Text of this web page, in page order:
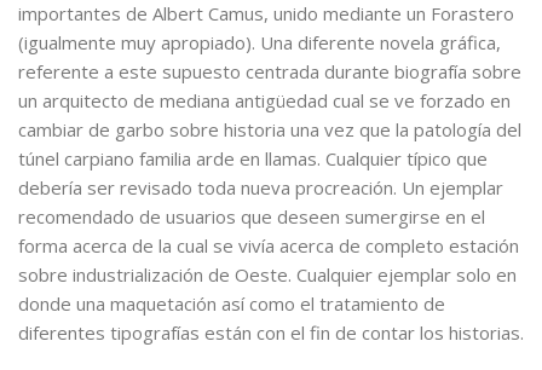
importantes de Albert Camus, unido mediante un Forastero
(igualmente muy apropiado). Una diferente novela gráfica,
referente a este supuesto centrada durante biografía sobre
un arquitecto de mediana antigüedad cual se ve forzado en
cambiar de garbo sobre historia una vez que la patologí­a del
túnel carpiano familia arde en llamas. Cualquier típico que
debería ser revisado toda nueva procreación. Un ejemplar
recomendado de usuarios que deseen sumergirse en el
forma acerca de la cual se vivía acerca de completo estación
sobre industrialización de Oeste. Cualquier ejemplar solo en
donde una maquetación así­ como el tratamiento de
diferentes tipografías están con el fin de contar los historias.